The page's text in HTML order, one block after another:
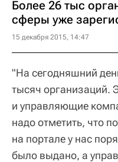
Более 26 тыс
сферы уже
15 декабря 2015, 14:47
"На сегодняшний
тысяч организаций.
и управляющие
надо отметить, что
на портале у нас
было выдано, а